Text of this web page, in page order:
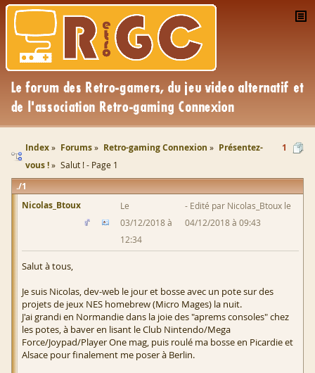
Index Forums Retro-gaming Connexion
Présentez-
vous !
Salut ! - Page 1
1
1
Nicolas_Btoux
Le
03/12/2018 à
12:34
Edité par Nicolas_Btoux le
04/12/2018 à 09:43
Salut à tous,
Je suis Nicolas, dev-web le jour et bosse avec un pote sur des
projets de jeux NES homebrew (Micro Mages) la nuit.
J'ai grandi en Normandie dans la joie des "aprems consoles" chez
les potes, à baver en lisant le Club Nintendo/Mega
Force/Joypad/Player One mag, puis roulé ma bosse en Picardie et
Alsace pour finalement me poser à Berlin.